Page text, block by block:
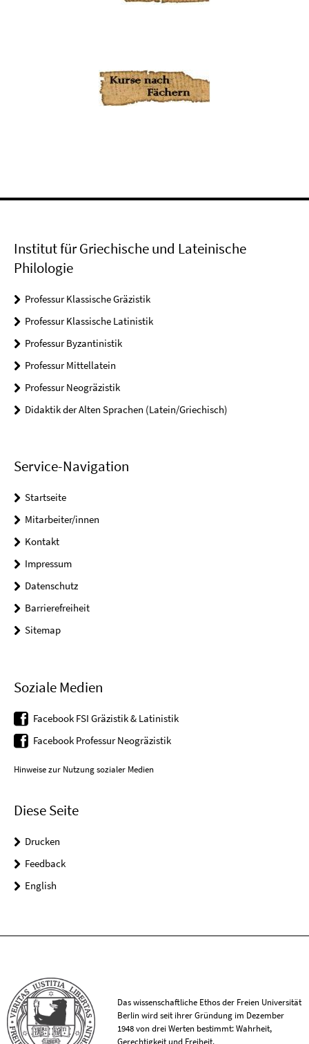
Institut für Griechische und Lateinische
Philologie
Professur Klassische Gräzistik
Professur Klassische Latinistik
Professur Byzantinistik
Professur Mittellatein
Professur Neogräzistik
Didaktik der Alten Sprachen (Latein/Griechisch)
Service-Navigation
Startseite
Mitarbeiter/innen
Kontakt
Impressum
Datenschutz
Barrierefreiheit
Sitemap
Soziale Medien
Facebook FSI Gräzistik & Latinistik
Facebook Professur Neogräzistik
Hinweise zur Nutzung sozialer Medien
Diese Seite
Drucken
Feedback
English
Das wissenschaftliche Ethos der Freien Universität
Berlin wird seit ihrer Gründung im Dezember
1948 von drei Werten bestimmt: Wahrheit,